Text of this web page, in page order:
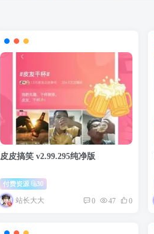
皮皮搞笑 v2.99.295纯净版
付费资源 30
站长大大 0 47 0